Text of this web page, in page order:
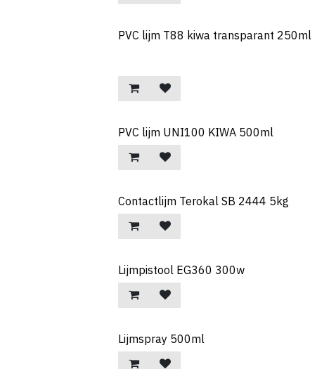
PVC lijm T88 kiwa transparant 250ml
PVC lijm UNI100 KIWA 500ml
Contactlijm Terokal SB 2444 5kg
Lijmpistool EG360 300w
Lijmspray 500ml